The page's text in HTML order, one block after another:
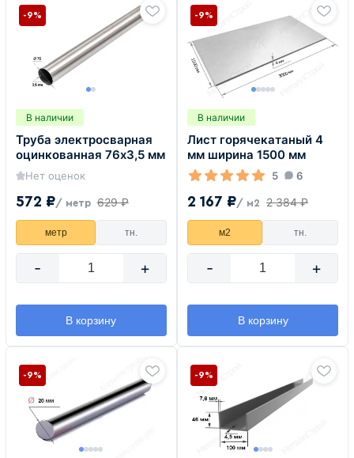
В наличии
Труба электросварная
оцинкованная 76х3,5 мм
Нет оценок
572 ₽/ метр 629 ₽
-9%
метр тн.
- +
В корзину
В наличии
Лист горячекатаный 4
мм ширина 1500 мм
5 6
2 167 ₽/ м2 2 384 ₽
-9%
м2 тн.
- +
В корзину
-9% -9%